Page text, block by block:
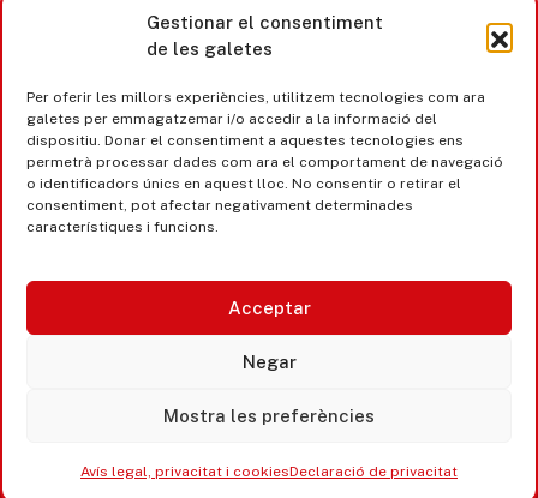
Gestionar el consentiment
de les galetes
Per oferir les millors experiències, utilitzem tecnologies com ara
galetes per emmagatzemar i/o accedir a la informació del
dispositiu. Donar el consentiment a aquestes tecnologies ens
permetrà processar dades com ara el comportament de navegació
o identificadors únics en aquest lloc. No consentir o retirar el
consentiment, pot afectar negativament determinades
característiques i funcions.
Acceptar
Negar
Mostra les preferències
Avís legal, privacitat i cookiesDeclaració de privacitat
Castell d’Aro · Platja d’Aro · S’Agaró
365 www.platjadaro